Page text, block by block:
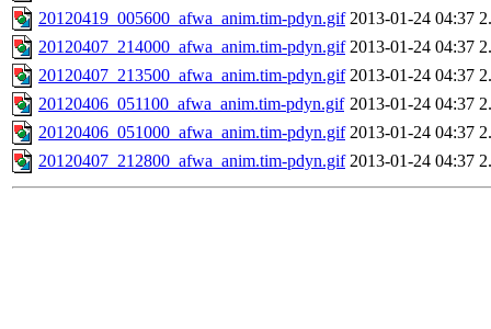
20120419_005600_afwa_anim.tim-pdyn.gif 2013-01-24 04:37
20120407_214000_afwa_anim.tim-pdyn.gif 2013-01-24 04:37
20120407_213500_afwa_anim.tim-pdyn.gif 2013-01-24 04:37
20120406_051100_afwa_anim.tim-pdyn.gif 2013-01-24 04:37
20120406_051000_afwa_anim.tim-pdyn.gif 2013-01-24 04:37
20120407_212800_afwa_anim.tim-pdyn.gif 2013-01-24 04:37